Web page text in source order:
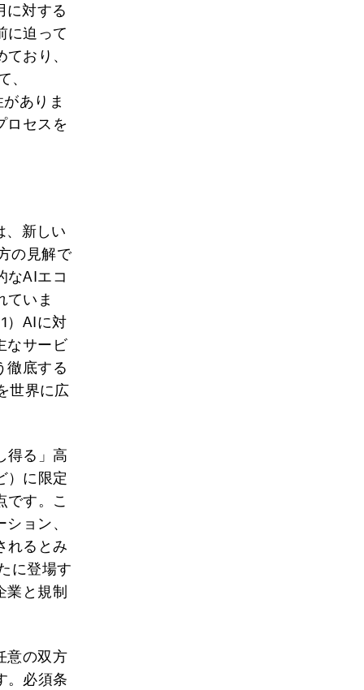
に対する
に迫って
おり、
、
ありま
ロセスを
、新しい
の見解で
なAIエコ
ていま
）AIに対
なサービ
徹底する
世界に広
得る」高
）に限定
です。こ
ョン、
れるとみ
に登場す
と規制
意の双方
。必須条